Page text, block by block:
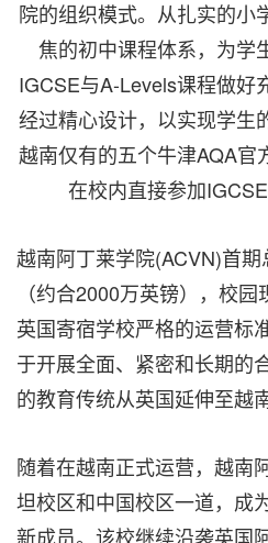
院的组织模式。从扎实的小
焦的初中课程体系，为学
IGCSE与A-Levels课程做好
经过精心设计，以实现学生
越南仅有的五个牛津AQA官
在校内直接参加
越南阿丁莱学院(ACVN)首
（约合2000万英镑），校
英国寄宿学校严格的运营标
于开展全面、紧密和长期的
的教育传统从英国延伸至越
随着在越南正式运营，越南
坦校区和中国校区一道，成
新成员。该校继续沿袭英国